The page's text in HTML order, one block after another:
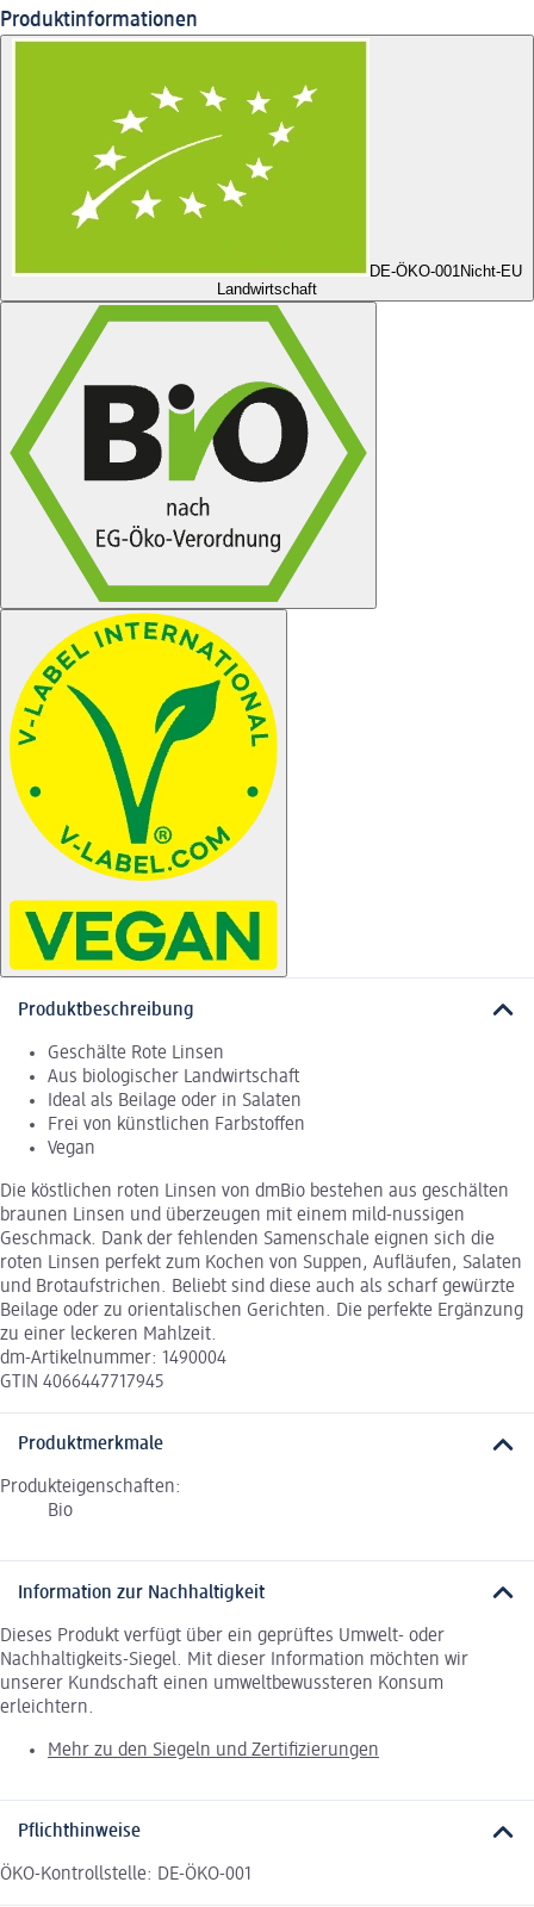
Produktinformationen
DE-ÖKO-001Nicht-EU
Landwirtschaft
Produktbeschreibung
Geschälte Rote Linsen
Aus biologischer Landwirtschaft
Ideal als Beilage oder in Salaten
Frei von künstlichen Farbstoffen
Vegan
Die köstlichen roten Linsen von dmBio bestehen aus geschälten
braunen Linsen und überzeugen mit einem mild-nussigen
Geschmack. Dank der fehlenden Samenschale eignen sich die
roten Linsen perfekt zum Kochen von Suppen, Aufläufen, Salaten
und Brotaufstrichen. Beliebt sind diese auch als scharf gewürzte
Beilage oder zu orientalischen Gerichten. Die perfekte Ergänzung
zu einer leckeren Mahlzeit.
dm-Artikelnummer: 1490004
GTIN 4066447717945
Produktmerkmale
Produkteigenschaften:
Bio
Information zur Nachhaltigkeit
Dieses Produkt verfügt über ein geprüftes Umwelt- oder
Nachhaltigkeits-Siegel. Mit dieser Information möchten wir
unserer Kundschaft einen umweltbewussteren Konsum
erleichtern.
Mehr zu den Siegeln und Zertifizierungen
Pflichthinweise
ÖKO-Kontrollstelle: DE-ÖKO-001